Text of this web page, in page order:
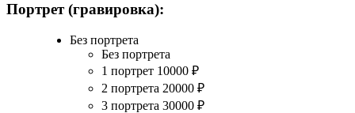
Портрет (гравировка):
Без портрета
Без портрета
1 портрет 10000 ₽
2 портрета 20000 ₽
3 портрета 30000 ₽